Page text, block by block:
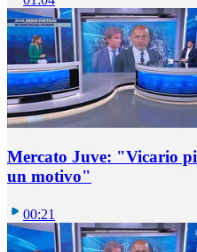
Mercato Juve: "Vicario
un motivo"
00:21